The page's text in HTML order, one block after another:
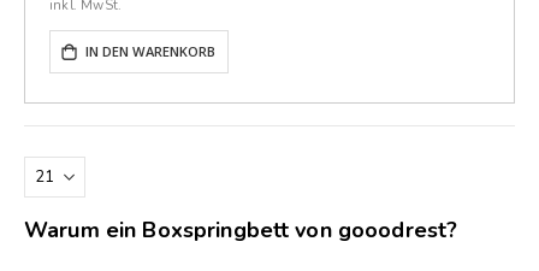
IN DEN WARENKORB
Warum ein Boxspringbett von gooodrest?